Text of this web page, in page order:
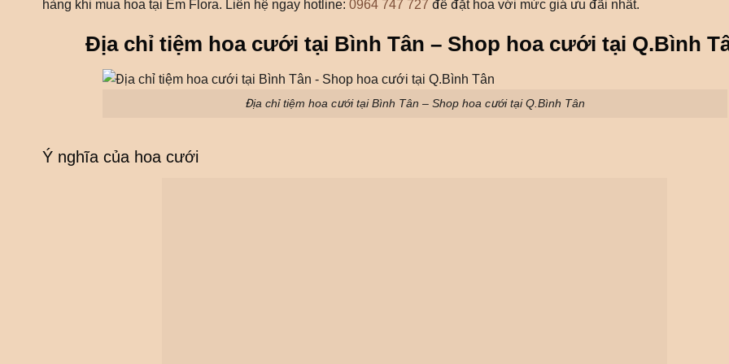
hàng khi mua hoa tại Em Flora. Liên hệ ngay hotline: 0964 747 727 để đặt hoa với mức giá ưu đãi nhất.
Địa chỉ tiệm hoa cưới tại Bình Tân – Shop hoa cưới tại Q.Bình
Địa chỉ tiệm hoa cưới tại Bình Tân – Shop hoa cưới tại Q.Bình Tân
Ý nghĩa của hoa cưới